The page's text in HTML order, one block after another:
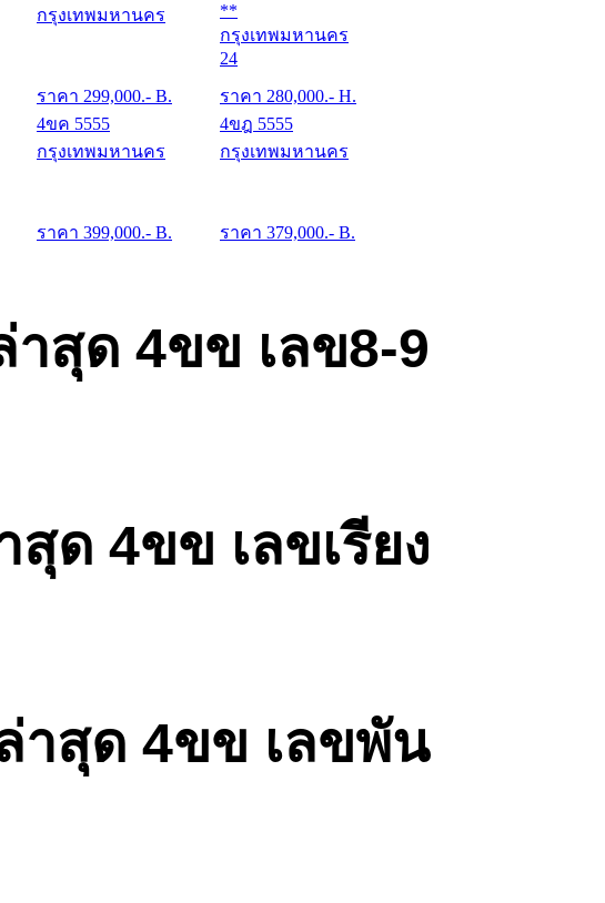
กรุงเทพมหานคร
ราคา 299,000.- B.
**
กรุงเทพมหานคร
24
ราคา 280,000.- H.
4ขค 5555
กรุงเทพมหานคร
ราคา 399,000.- B.
4ขฎ 5555
กรุงเทพมหานคร
ราคา 379,000.- B.
สุด 4ขข เลข8-9
ด 4ขข เลขเรียง
าสุด 4ขข เลขพัน